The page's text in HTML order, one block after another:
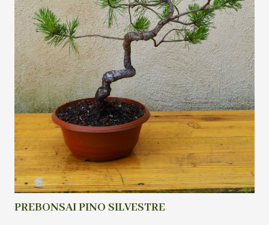
PREBONSAI PINO SILVESTRE